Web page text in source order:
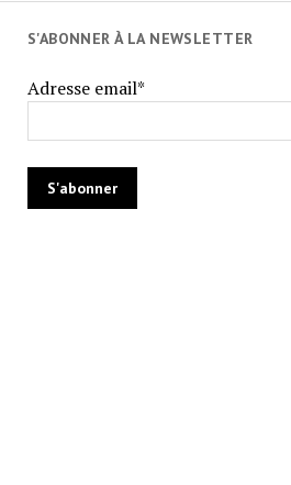
S'ABONNER À LA NEWSLETTER
Adresse email*